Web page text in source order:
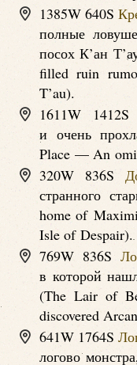
1385W 640S
полные
посох К’ан
filled ruin
T’au).
1611W
и очень
Place — An
320W 836S
странного
home of
Isle of Despair).
769W 836S
в которой
(The Lair of
discovered
641W 1764S
логово